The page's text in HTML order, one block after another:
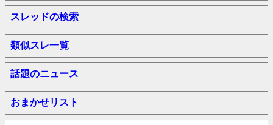
スレッドの検索
類似スレ一覧
話題のニュース
おまかせリスト